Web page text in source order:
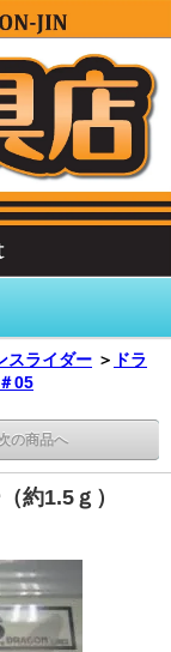
スライダー ＞ ドラ
05
の商品へ
（約1.5ｇ）